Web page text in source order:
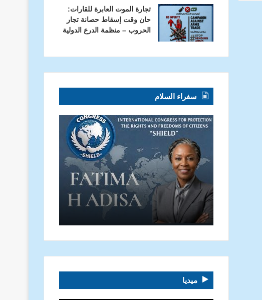
تجارة الموت العابرة للقارات:
حان وقت إسقاط حصانة تجار
الحروب – منظمة الدرع الدولية
سفراء السلام
ميديا